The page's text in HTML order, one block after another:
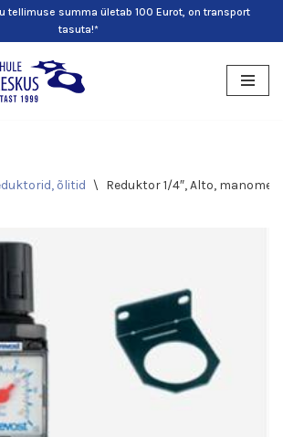
tellimuse summa ületab 100 Eurot, on transport
tasuta!*
õlitid \ Reduktor 1/4″, Alto,